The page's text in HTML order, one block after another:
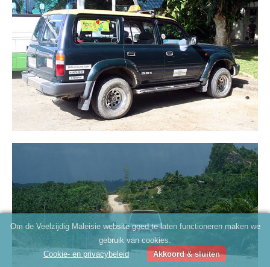
Om de Veelzijdig Maleisie website goed te laten functioneren maken we
gebruik van cookies.
Cookie- en privacybeleid
Akkoord & sluiten